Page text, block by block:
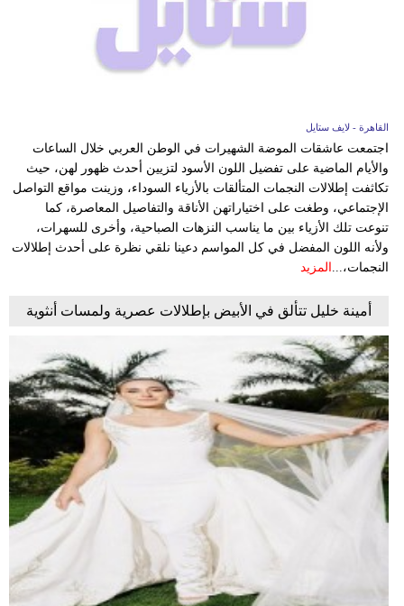
القاهرة - لايف ستايل
اجتمعت عاشقات الموضة الشهيرات في الوطن العربي خلال الساعات
والأيام الماضية على تفضيل اللون الأسود لتزيين أحدث ظهور لهن، حيث
تكاثفت إطلالات النجمات المتألقات بالأزياء السوداء، وزينت مواقع التواصل
الإجتماعي، وطغت على اختياراتهن الأناقة والتفاصيل المعاصرة، كما
تنوعت تلك الأزياء بين ما يناسب النزهات الصباحية، وأخرى للسهرات،
ولأنه اللون المفضل في كل المواسم دعينا نلقي نظرة على أحدث إطلالات
النجمات،...
المزيد
أمينة خليل تتألق في الأبيض بإطلالات عصرية ولمسات أنثوية